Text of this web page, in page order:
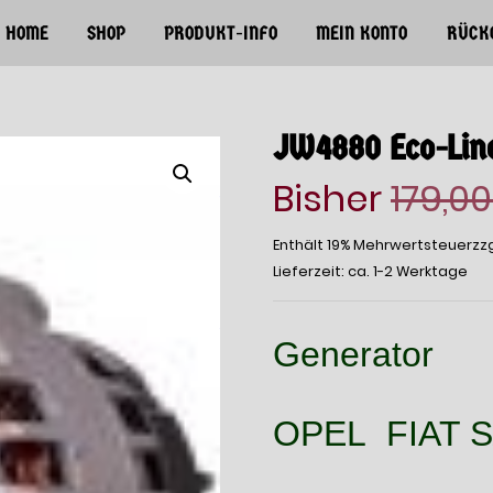
HOME SHOP PRODUKT-INFO MEIN KONTO
JW4880 Eco-
Bisher
Enthält 19% Mehrwertsteuer
Lieferzeit: ca. 1-2 Werktage
Generator
OPEL FIAT